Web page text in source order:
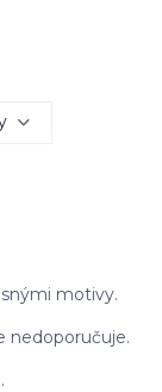
motivy.
nedoporučuje.